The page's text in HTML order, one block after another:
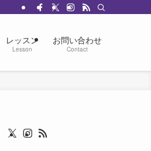
レッスン
Lesson
お問い合わせ
Contact